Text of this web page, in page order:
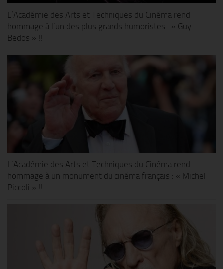
L’Académie des Arts et Techniques du Cinéma rend
hommage à l’un des plus grands humoristes : « Guy
Bedos » !!
L’Académie des Arts et Techniques du Cinéma rend
hommage à un monument du cinéma français : « Michel
Piccoli » !!